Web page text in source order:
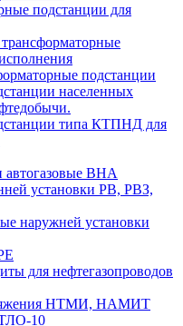
подстанции для
подстанции
населенных
типа КТПНД для
автогазовые ВНА
установки РВ, РВЗ,
наружней установки
для нефтегазопроводов
НТМИ, НАМИТ
10